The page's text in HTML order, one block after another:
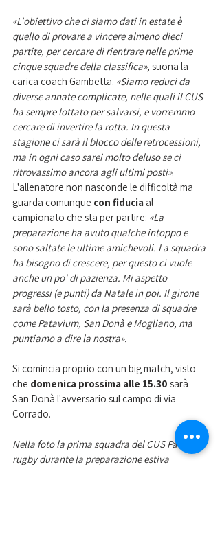
«L'obiettivo che ci siamo dati in estate è
quello di provare a vincere almeno dieci
partite, per cercare di rientrare nelle prime
cinque squadre della classifica», suona la
carica coach Gambetta. «Siamo reduci da
diverse annate complicate, nelle quali il CUS
ha sempre lottato per salvarsi, e vorremmo
cercare di invertire la rotta. In questa
stagione ci sarà il blocco delle retrocessioni,
ma in ogni caso sarei molto deluso se ci
ritrovassimo ancora agli ultimi posti».
L'allenatore non nasconde le difficoltà ma
guarda comunque con fiducia al
campionato che sta per partire: «La
preparazione ha avuto qualche intoppo e
sono saltate le ultime amichevoli. La squadra
ha bisogno di crescere, per questo ci vuole
anche un po' di pazienza. Mi aspetto
progressi (e punti) da Natale in poi. Il girone
sarà bello tosto, con la presenza di squadre
come Patavium, San Donà e Mogliano, ma
puntiamo a dire la nostra».
Si comincia proprio con un big match, visto
che domenica prossima alle 15.30 sarà
San Donà l'avversario sul campo di via
Corrado.
Nella foto la prima squadra del CUS Padova
rugby durante la preparazione estiva